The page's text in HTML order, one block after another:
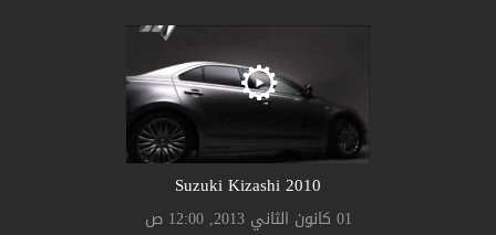
Suzuki Kizashi 2010
01 كانون الثاني 2013, 12:00 ص